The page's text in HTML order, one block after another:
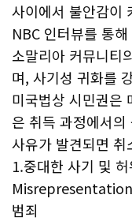
사이에서 불안감이
NBC 인터뷰를 통
소말리아 커뮤니티
며, 사기성 귀화를
미국법상 시민권은
은 취득 과정에서의
사유가 발견되면 취
1.중대한 사기 및
범죄